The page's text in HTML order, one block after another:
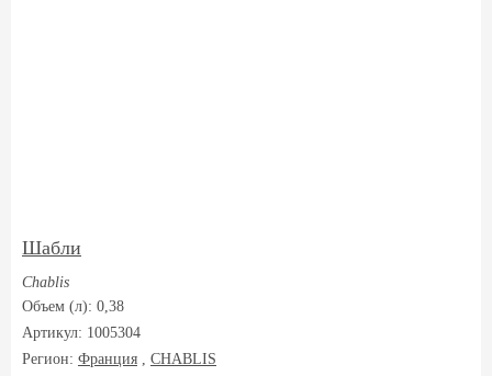
Шабли
Chablis
Объем (л): 0,38
Артикул: 1005304
Регион: Франция , CHABLIS